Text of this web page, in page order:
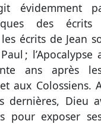
évidemment
des
écrits de Jean
;
ans après
aux Colossiens.
dernières, Dieu
pour exposer